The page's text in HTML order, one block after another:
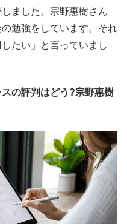
ました。宗野惠樹さん
勉強をしています。それ
たい」と言っていまし
の評判はどう?宗野惠樹